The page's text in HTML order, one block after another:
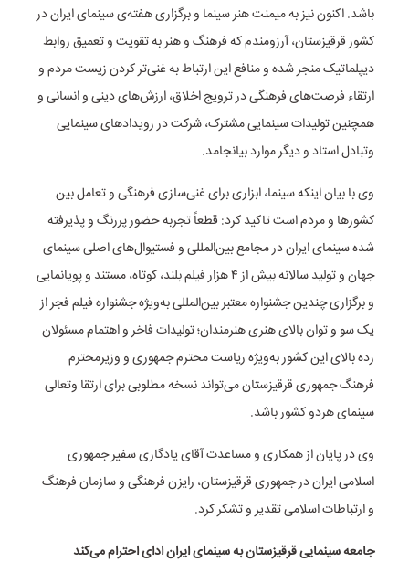
باشد. اکنون نیز به میمنت هنر سینما و برگزاری هفته‌ی سینمای ایران در
کشور قرقیزستان، آرزومندم که فرهنگ و هنر به تقویت و تعمیق روابط
دیپلماتیک منجر شده و منافع این ارتباط به غنی‌تر کردن زیست مردم و
ارتقاء فرصت‌های فرهنگی در ترویج اخلاق، ارزش‌های دینی و انسانی و
همچنین تولیدات سینمایی مشترک، شرکت در رویداد‌های سینمایی
وتبادل استاد و دیگر موارد بیانجامد.
وی با بیان اینکه سینما، ابزاری برای غنی‌سازی فرهنگی و تعامل بین
کشور‌ها و مردم است تاکید کرد: قطعاً تجربه حضور پررنگ و پذیرفته
شده سینمای ایران در مجامع بین‌المللی و فستیوال‌های اصلی سینمای
جهان و تولید سالانه بیش از ۴ هزار فیلم بلند، کوتاه، مستند و پویانمایی
و برگزاری چندین جشنواره معتبر بین‌المللی به‌ویژه جشنواره فیلم فجر از
یک سو و توان بالای هنری هنرمندان؛ تولیدات فاخر و اهتمام مسئولان
رده بالای این کشور به‌ویژه ریاست محترم جمهوری و وزیرمحترم
فرهنگ جمهوری قرقیزستان می‌تواند نسخه مطلوبی برای ارتقا وتعالی
سینمای هردو کشور باشد.
وی در پایان از همکاری و مساعدت آقای یادگاری سفیر جمهوری
اسلامی ایران در جمهوری قرقیزستان، رایزن فرهنگی و سازمان فرهنگ
و ارتباطات اسلامی تقدیر و تشکر کرد.
جامعه سینمایی قرقیزستان به سینمای ایران ادای احترام می‌کند